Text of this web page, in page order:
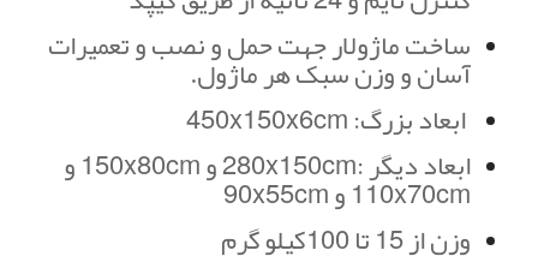
ساخت ماژولار جهت حمل و نصب و تعميرات
آسان و وزن سبک هر ماژول.
ابعاد بزرگ: 450x150x6cm
ابعاد دیگر :280x150cm و 150x80cm و
110x70cm و 90x55cm
وزن از 15 تا 100كيلو گرم